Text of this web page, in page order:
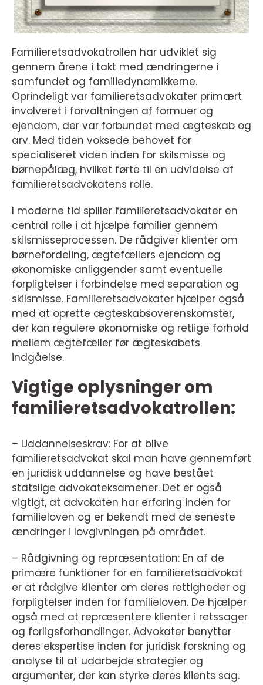
Familieretsadvokatrollen har udviklet sig
gennem årene i takt med ændringerne i
samfundet og familiedynamikkerne.
Oprindeligt var familieretsadvokater primært
involveret i forvaltningen af formuer og
ejendom, der var forbundet med ægteskab og
arv. Med tiden voksede behovet for
specialiseret viden inden for skilsmisse og
børnepålæg, hvilket førte til en udvidelse af
familieretsadvokatens rolle.
I moderne tid spiller familieretsadvokater en
central rolle i at hjælpe familier gennem
skilsmisseprocessen. De rådgiver klienter om
børnefordeling, ægtefællers ejendom og
økonomiske anliggender samt eventuelle
forpligtelser i forbindelse med separation og
skilsmisse. Familieretsadvokater hjælper også
med at oprette ægteskabsoverenskomster,
der kan regulere økonomiske og retlige forhold
mellem ægtefæller før ægteskabets
indgåelse.
Vigtige oplysninger om
familieretsadvokatrollen:
– Uddannelseskrav: For at blive
familieretsadvokat skal man have gennemført
en juridisk uddannelse og have bestået
statslige advokateksamener. Det er også
vigtigt, at advokaten har erfaring inden for
familieloven og er bekendt med de seneste
ændringer i lovgivningen på området.
– Rådgivning og repræsentation: En af de
primære funktioner for en familieretsadvokat
er at rådgive klienter om deres rettigheder og
forpligtelser inden for familieloven. De hjælper
også med at repræsentere klienter i retssager
og forligsforhandlinger. Advokater benytter
deres ekspertise inden for juridisk forskning og
analyse til at udarbejde strategier og
argumenter, der kan styrke deres klients sag.